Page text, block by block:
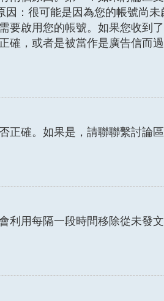
：很可能是因為您的帳號尚
啟用您的帳號。如果您收到
，或者是被當作是廣告信而
確。如果是，請聯聯繫討論
用每隔一段時間移除從未發